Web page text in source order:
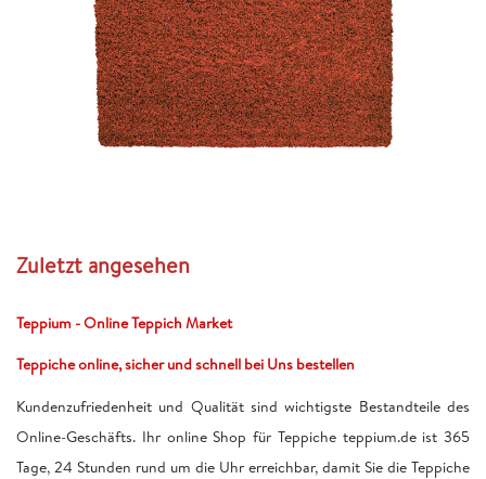
Zuletzt angesehen
Teppium - Online Teppich Market
Teppiche online, sicher und schnell bei Uns bestellen
Kundenzufriedenheit und Qualität sind wichtigste Bestandteile des
Online-Geschäfts. Ihr online Shop für Teppiche teppium.de ist 365
Tage, 24 Stunden rund um die Uhr erreichbar, damit Sie die Teppiche